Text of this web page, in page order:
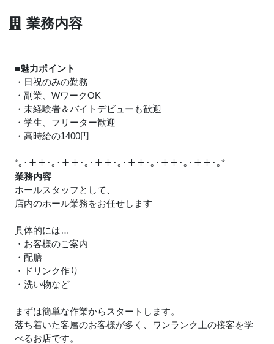
業務内容
■魅力ポイント
・日祝のみの勤務
・副業、WワークOK
・未経験者＆バイトデビューも歓迎
・学生、フリーター歓迎
・高時給の1400円
*｡･＋＋･｡･＋＋･｡･＋＋･｡･＋＋･｡･＋＋･｡･＋＋･｡*
業務内容
ホールスタッフとして、
店内のホール業務をお任せします
具体的には…
・お客様のご案内
・配膳
・ドリンク作り
・洗い物など
まずは簡単な作業からスタートします。
落ち着いた客層のお客様が多く、ワンランク上の接客を学
べるお店です。